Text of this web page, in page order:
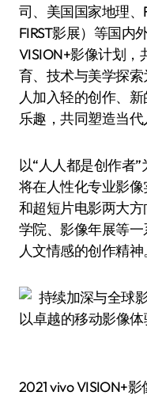
司、美国国家地理、
FIRST影展）等国内
VISION+影像计划
育、技术与美学探
人加入轻的创作、
乐趣，共同塑造当代
以“人人都是创作者
将在人性化专业影
和超短片电影两大
学院、影像年展等
人文情感的创作精神
2021 vivo VISION+